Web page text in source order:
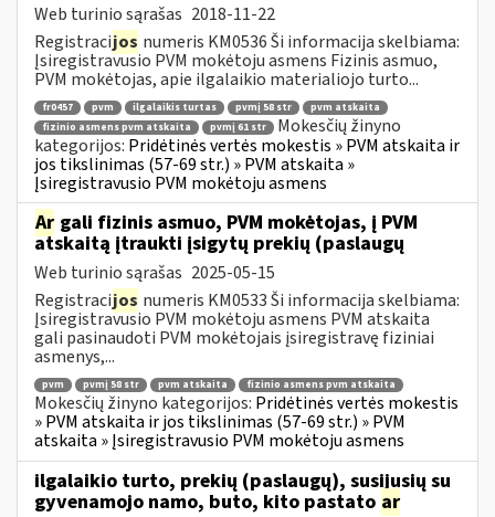
Web turinio sąrašas 2018-11-22
Registracijos numeris KM0536 Ši informacija skelbiama:
Įsiregistravusio PVM mokėtoju asmens Fizinis asmuo,
PVM mokėtojas, apie ilgalaikio materialiojo turto...
fr0457 pvm ilgalaikis turtas pvmį 58 str
pvm atskaita
fizinio asmens pvm atskaita
pvmį 61 str
Mokesčių žinyno
kategorijos: Pridėtinės vertės mokestis » PVM atskaita ir
jos tikslinimas (57-69 str.) » PVM atskaita »
Įsiregistravusio PVM mokėtoju asmens
Ar gali fizinis asmuo, PVM mokėtojas, į PVM
atskaitą įtraukti įsigytų prekių (paslaugų
Web turinio sąrašas 2025-05-15
Registracijos numeris KM0533 Ši informacija skelbiama:
Įsiregistravusio PVM mokėtoju asmens PVM atskaita
gali pasinaudoti PVM mokėtojais įsiregistravę fiziniai
asmenys,...
pvm pvmį 58 str pvm atskaita fizinio asmens pvm atskaita
Mokesčių žinyno kategorijos: Pridėtinės vertės mokestis
» PVM atskaita ir jos tikslinimas (57-69 str.) » PVM
atskaita » Įsiregistravusio PVM mokėtoju asmens
ilgalaikio turto, prekių (paslaugų), susijusių su
gyvenamojo namo, buto, kito pastato ar